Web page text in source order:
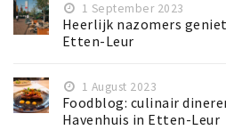
1 September 2023
Heerlijk nazomers
Etten-Leur
1 August 2023
Foodblog: culinair
Havenhuis in Etten-Leur